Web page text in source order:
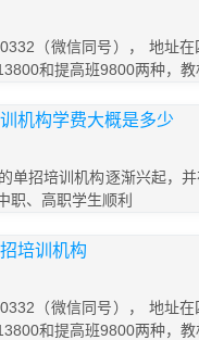
（微信同号）， 地址
和提高班9800两种，教
机构学费大概是多少
单招培训机构逐渐兴起，
职、高职学生顺利
培训机构
（微信同号）， 地址
和提高班9800两种，教